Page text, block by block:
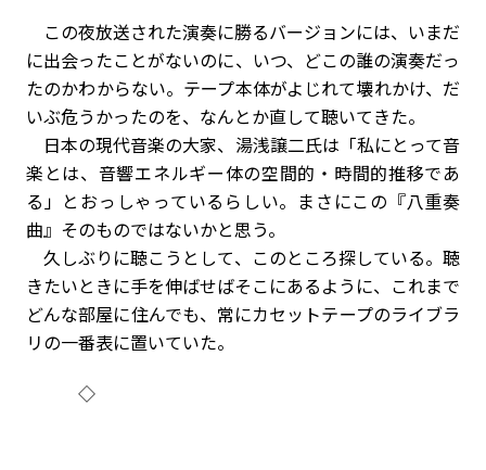
この夜放送された演奏に勝るバージョンには、いまだ
に出会ったことがないのに、いつ、どこの誰の演奏だっ
たのかわからない。テープ本体がよじれて壊れかけ、だ
いぶ危うかったのを、なんとか直して聴いてきた。
日本の現代音楽の大家、湯浅譲二氏は「私にとって音
楽とは、音響エネルギー体の空間的・時間的推移であ
る」とおっしゃっているらしい。まさにこの『八重奏
曲』そのものではないかと思う。
久しぶりに聴こうとして、このところ探している。聴
きたいときに手を伸ばせばそこにあるように、これまで
どんな部屋に住んでも、常にカセットテープのライブラ
リの一番表に置いていた。
◇